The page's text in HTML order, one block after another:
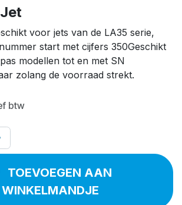
voor jets van de LA35 serie,
start met cijfers 350Geschikt
modellen tot en met SN
zolang de voorraad strekt.
btw
TOEVOEGEN AAN
WINKELMANDJE